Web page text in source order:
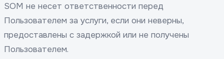
SOM не несет ответственности перед
Пользователем за услуги, если они неверны,
предоставлены с задержкой или не получены
Пользователем.